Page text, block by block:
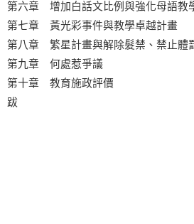
第六章 增加白話文比例與強化母語教
第七章 黃光彩事件與教學卓越計畫
第八章 繁星計畫與解除髮禁、禁止體
第九章 何處惹爭議
第十章 教育施政評價
跋